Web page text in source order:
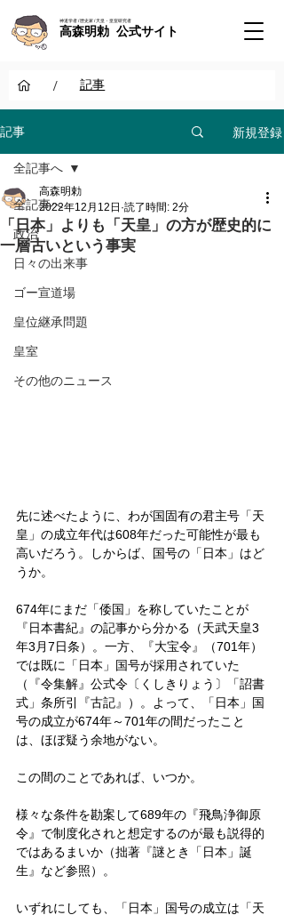
神道学者 / 歴史家 / 天皇・皇室研究者
高森明勅 公式サイト
/ 記事
記事 新規登録
全記事へ
政治
日々の出来事
ゴー宣道場
皇位継承問題
皇室
その他のニュース
全記事へ
「日本」よりも「天皇」の方が歴史的に
一層古いという事実
高森明勅
2022年12月12日 読了時間: 2分
先に述べたように、わが国固有の君主号「天
皇」の成立年代は608年だった可能性が最も
高いだろう。しからば、国号の「日本」はど
うか。
674年にまだ「倭国」を称していたことが
『日本書紀』の記事から分かる（天武天皇3
年3月7日条）。一方、『大宝令』（701年）
では既に「日本」国号が採用されていた
（『令集解』公式令〔くしきりょう〕「詔書
式」条所引『古記』）。よって、「日本」国
号の成立が674年～701年の間だったこと
は、ほぼ疑う余地がない。
この間のことであれば、いつか。
様々な条件を勘案して689年の『飛鳥浄御原
令』で制度化されと想定するのが最も説得的
ではあるまいか（拙著『謎とき「日本」誕
生』など参照）。
いずれにしても、「日本」国号の成立は「天